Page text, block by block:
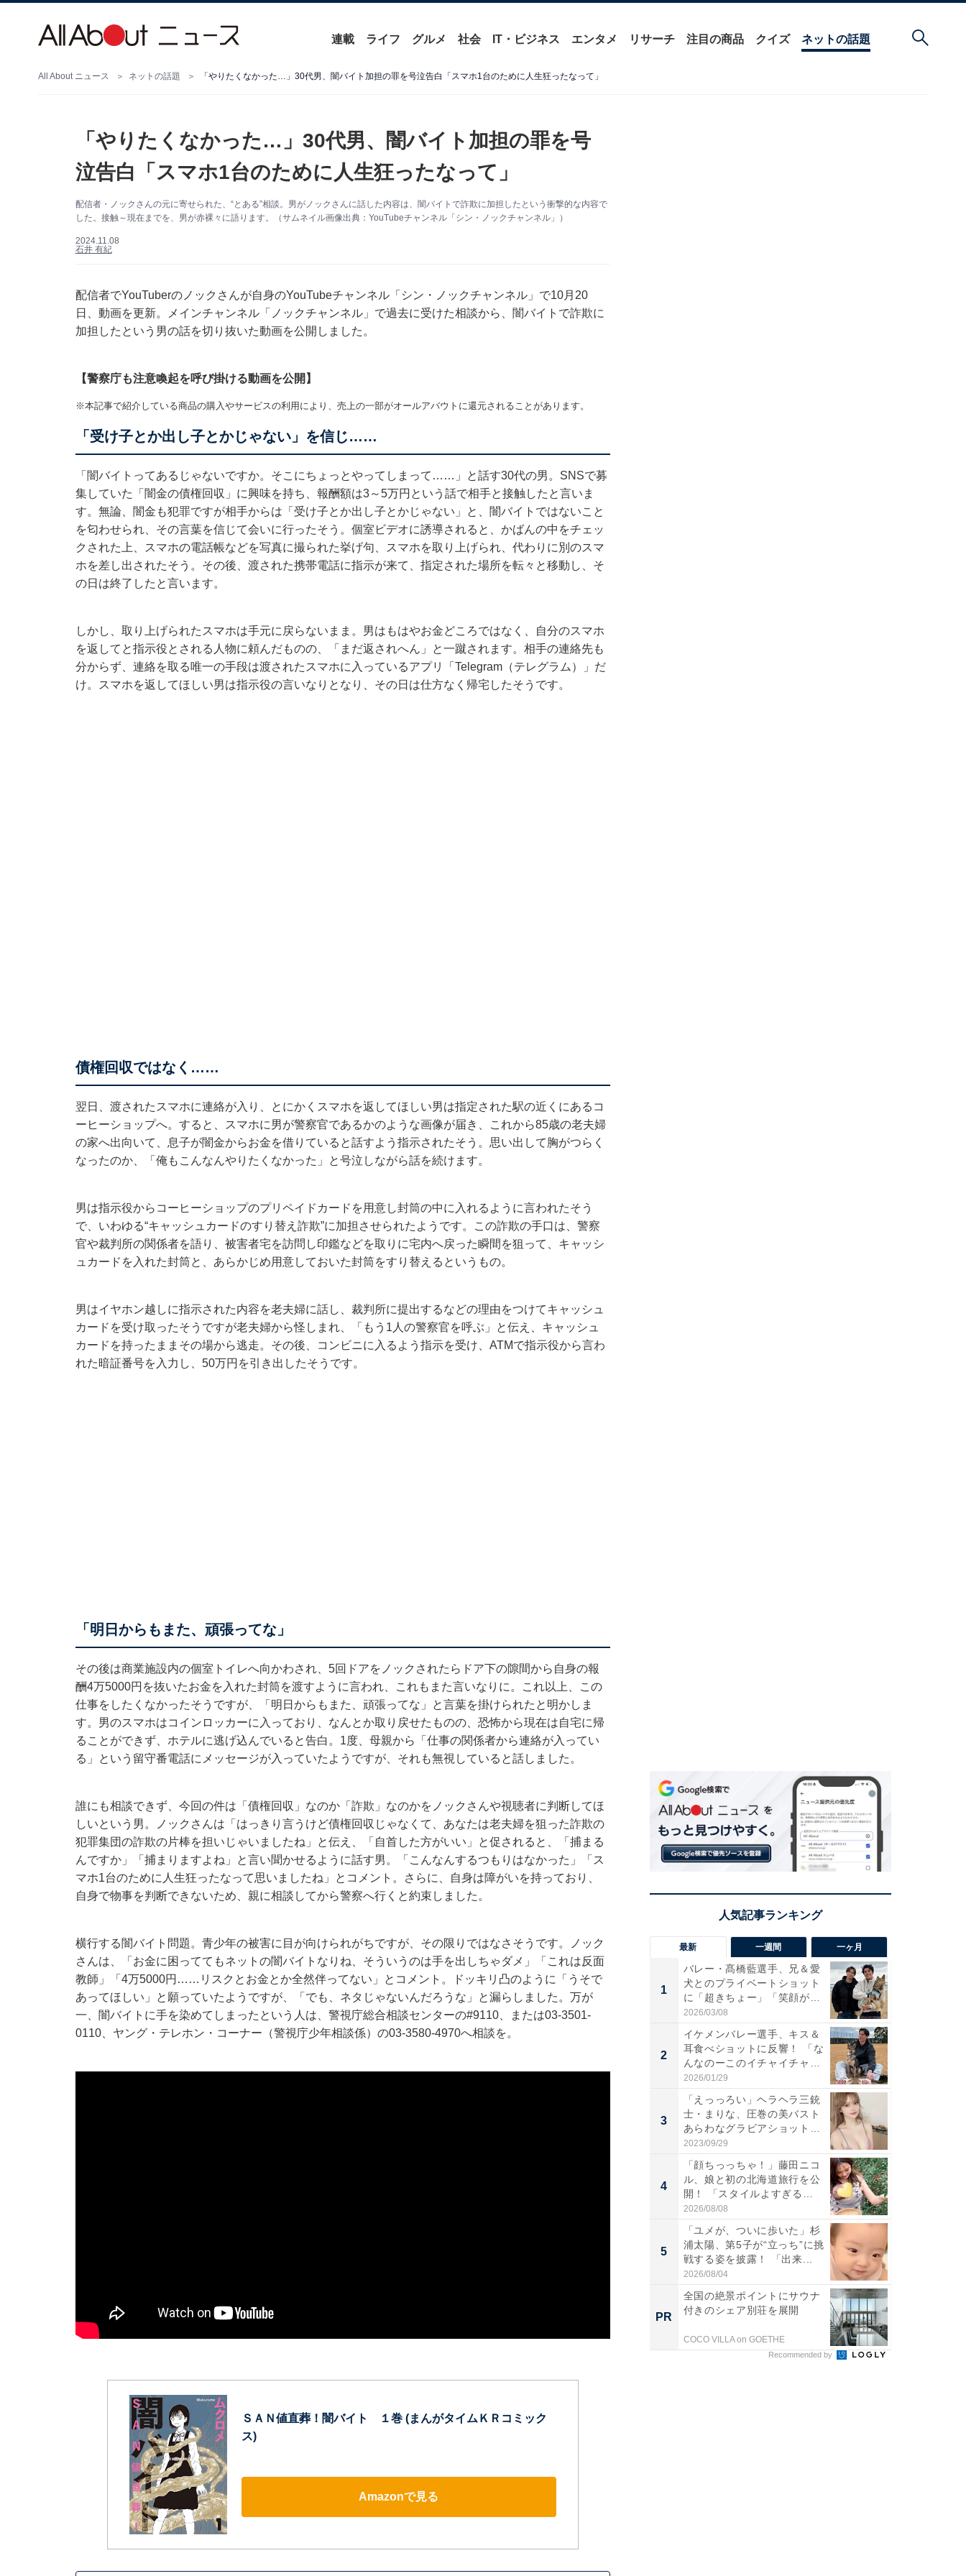
連載 ライフ グルメ 社会 IT・ビジネス エンタメ リサーチ 注目の商品 クイズ ネットの話題
All About ニュース ネットの話題 「やりたくなかった…」30代男、闇バイト加担の罪を号泣告白「スマホ1台のために人生狂ったなって」
「やりたくなかった…」30代男、闇バイト加担の罪を号
泣告白「スマホ1台のために人生狂ったなって」
配信者・ノックさんの元に寄せられた、“とある”相談。男がノックさんに話した内容は、闇バイトで詐欺に加担したという衝撃的な内容で
した。接触～現在までを、男が赤裸々に語ります。（サムネイル画像出典：YouTubeチャンネル「シン・ノックチャンネル」）
2024.11.08
石井 有紀
配信者でYouTuberのノックさんが自身のYouTubeチャンネル「シン・ノックチャンネル」で10月20
日、動画を更新。メインチャンネル「ノックチャンネル」で過去に受けた相談から、闇バイトで詐欺に
加担したという男の話を切り抜いた動画を公開しました。
【警察庁も注意喚起を呼び掛ける動画を公開】
※本記事で紹介している商品の購入やサービスの利用により、売上の一部がオールアバウトに還元されることがあります。
「受け子とか出し子とかじゃない」を信じ……
「闇バイトってあるじゃないですか。そこにちょっとやってしまって……」と話す30代の男。SNSで募
集していた「闇金の債権回収」に興味を持ち、報酬額は3～5万円という話で相手と接触したと言いま
す。無論、闇金も犯罪ですが相手からは「受け子とか出し子とかじゃない」と、闇バイトではないこと
を匂わせられ、その言葉を信じて会いに行ったそう。個室ビデオに誘導されると、かばんの中をチェッ
クされた上、スマホの電話帳などを写真に撮られた挙げ句、スマホを取り上げられ、代わりに別のスマ
ホを差し出されたそう。その後、渡された携帯電話に指示が来て、指定された場所を転々と移動し、そ
の日は終了したと言います。
しかし、取り上げられたスマホは手元に戻らないまま。男はもはやお金どころではなく、自分のスマホ
を返してと指示役とされる人物に頼んだものの、「まだ返されへん」と一蹴されます。相手の連絡先も
分からず、連絡を取る唯一の手段は渡されたスマホに入っているアプリ「Telegram（テレグラム）」だ
け。スマホを返してほしい男は指示役の言いなりとなり、その日は仕方なく帰宅したそうです。
債権回収ではなく……
翌日、渡されたスマホに連絡が入り、とにかくスマホを返してほしい男は指定された駅の近くにあるコ
ーヒーショップへ。すると、スマホに男が警察官であるかのような画像が届き、これから85歳の老夫婦
の家へ出向いて、息子が闇金からお金を借りていると話すよう指示されたそう。思い出して胸がつらく
なったのか、「俺もこんなんやりたくなかった」と号泣しながら話を続けます。
男は指示役からコーヒーショップのプリペイドカードを用意し封筒の中に入れるように言われたそう
で、いわゆる“キャッシュカードのすり替え詐欺”に加担させられたようです。この詐欺の手口は、警察
官や裁判所の関係者を語り、被害者宅を訪問し印鑑などを取りに宅内へ戻った瞬間を狙って、キャッシ
ュカードを入れた封筒と、あらかじめ用意しておいた封筒をすり替えるというもの。
男はイヤホン越しに指示された内容を老夫婦に話し、裁判所に提出するなどの理由をつけてキャッシュ
カードを受け取ったそうですが老夫婦から怪しまれ、「もう1人の警察官を呼ぶ」と伝え、キャッシュ
カードを持ったままその場から逃走。その後、コンビニに入るよう指示を受け、ATMで指示役から言わ
れた暗証番号を入力し、50万円を引き出したそうです。
「明日からもまた、頑張ってな」
その後は商業施設内の個室トイレへ向かわされ、5回ドアをノックされたらドア下の隙間から自身の報
酬4万5000円を抜いたお金を入れた封筒を渡すように言われ、これもまた言いなりに。これ以上、この
仕事をしたくなかったそうですが、「明日からもまた、頑張ってな」と言葉を掛けられたと明かしま
す。男のスマホはコインロッカーに入っており、なんとか取り戻せたものの、恐怖から現在は自宅に帰
ることができず、ホテルに逃げ込んでいると告白。1度、母親から「仕事の関係者から連絡が入ってい
る」という留守番電話にメッセージが入っていたようですが、それも無視していると話しました。
誰にも相談できず、今回の件は「債権回収」なのか「詐欺」なのかをノックさんや視聴者に判断してほ
しいという男。ノックさんは「はっきり言うけど債権回収じゃなくて、あなたは老夫婦を狙った詐欺の
犯罪集団の詐欺の片棒を担いじゃいましたね」と伝え、「自首した方がいい」と促されると、「捕まる
んですか」「捕まりますよね」と言い聞かせるように話す男。「こんなんするつもりはなかった」「ス
マホ1台のために人生狂ったなって思いましたね」とコメント。さらに、自身は障がいを持っており、
自身で物事を判断できないため、親に相談してから警察へ行くと約束しました。
横行する闇バイト問題。青少年の被害に目が向けられがちですが、その限りではなさそうです。ノック
さんは、「お金に困っててもネットの闇バイトなりね、そういうのは手を出しちゃダメ」「これは反面
教師」「4万5000円……リスクとお金とか全然伴ってない」とコメント。ドッキリ凸のように「うそで
あってほしい」と願っていたようですが、「でも、ネタじゃないんだろうな」と漏らしました。万が
一、闇バイトに手を染めてしまったという人は、警視庁総合相談センターの#9110、または03-3501-
0110、ヤング・テレホン・コーナー（警視庁少年相談係）の03-3580-4970へ相談を。
ＳＡＮ値直葬！闇バイト １巻 (まんがタイムＫＲコミック
ス)
Amazonで見る
最新 一週間 一ヶ月
1
バレー・髙橋藍選手、兄＆愛
犬とのプライベートショット
に「超きちょー」「笑顔が見
れ...
2026/03/08
2
イケメンバレー選手、キス＆
耳食べショットに反響！ 「な
んなのーこのイチャイチャ
感...
2026/01/29
3
「えっっろい」ヘラヘラ三銃
士・まりな、圧巻の美バスト
あらわなグラビアショット公
開...
2023/09/29
4
「顔ちっっちゃ！」藤田ニコ
ル、娘と初の北海道旅行を公
開！ 「スタイルよすぎる
よ〜...
2026/08/08
5
「ユメが、ついに歩いた」杉
浦太陽、第5子が“立っち”に挑
戦する姿を披露！ 「出来...
2026/08/04
PR
全国の絶景ポイントにサウナ
付きのシェア別荘を展開
COCO VILLA on GOETHE
Recommended by